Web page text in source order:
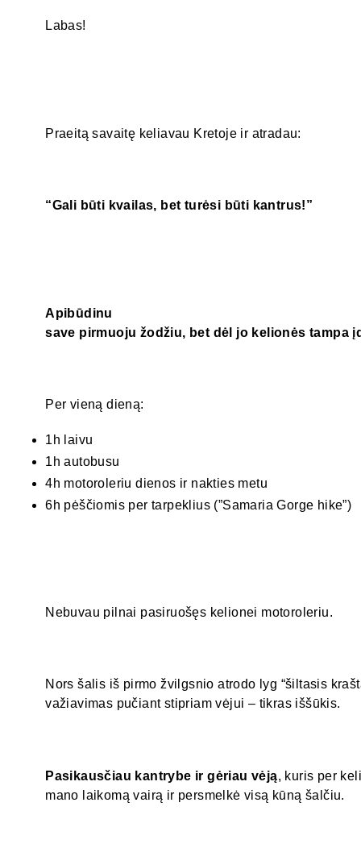
Labas!
Praeitą savaitę keliavau Kretoje ir atradau:
“Gali būti kvailas, bet turėsi būti kantrus!”
Apibūdinu
save pirmuoju žodžiu, bet dėl jo kelionės tampa
Per vieną dieną:
1h laivu
1h autobusu
4h motoroleriu dienos ir nakties metu
6h pėščiomis per tarpeklius (”Samaria Gorge hike”)
Nebuvau pilnai pasiruošęs kelionei motoroleriu.
Nors šalis iš pirmo žvilgsnio atrodo lyg “šiltasis
važiavimas pučiant stipriam vėjui – tikras iššūkis.
Pasikausčiau kantrybe ir gėriau vėją, kuris per
mano laikomą vairą ir persmelkė visą kūną šalčiu.